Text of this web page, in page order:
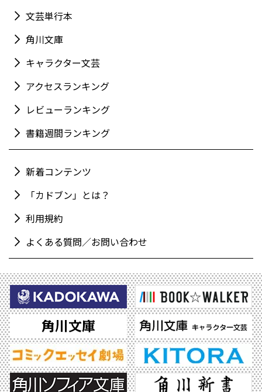
文芸単行本
角川文庫
キャラクター文芸
アクセスランキング
レビューランキング
書籍週間ランキング
新着コンテンツ
「カドブン」とは？
利用規約
よくある質問／お問い合わせ